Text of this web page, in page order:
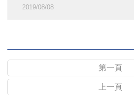
2019/08/08
第一頁
上一頁